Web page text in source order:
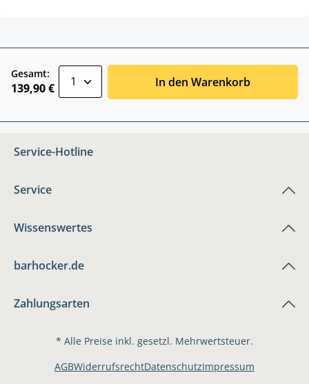
Gesamt:
139,90 € In den Warenkorb
Service-Hotline
Service
Wissenswertes
barhocker.de
Zahlungsarten
* Alle Preise inkl. gesetzl. Mehrwertsteuer.
AGBWiderrufsrechtDatenschutzImpressum